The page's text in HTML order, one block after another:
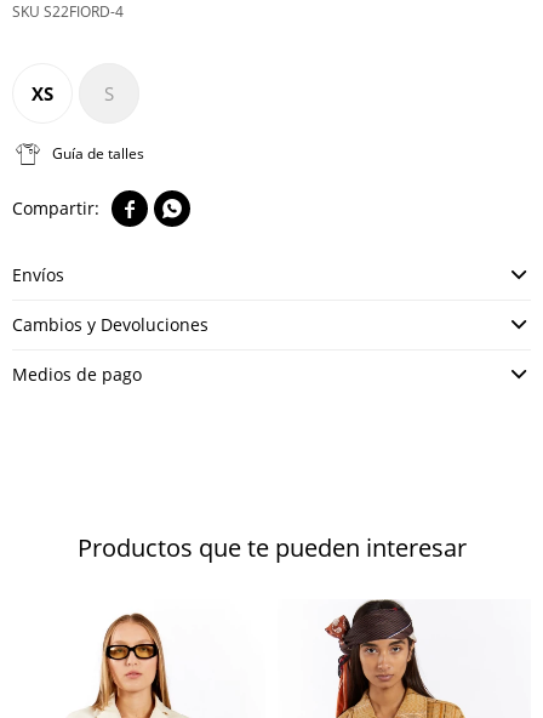
S22FIORD-4
XS S
Guía de talles
 
Envíos
Cambios y Devoluciones
Medios de pago
Productos que te pueden interesar